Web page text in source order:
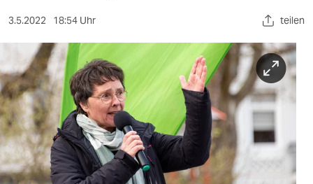
sport
berlin
nord
wahrheit
verlag
3.5.2022 18:54 Uhr teilen